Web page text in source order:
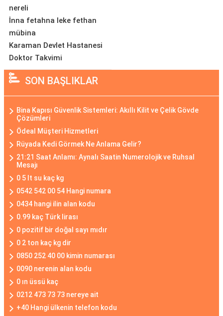
nereli
İnna fetahna leke fethan
mübina
Karaman Devlet Hastanesi
Doktor Takvimi
SON BAŞLIKLAR
Bina Kapısı Güvenlik Sistemleri: Akıllı Kilit ve Çelik Gövde
Çözümleri
Ödeal Müşteri Hizmetleri
Rüyada Kedi Görmek Ne Anlama Gelir?
21:21 Saat Anlamı: Aynalı Saatin Numerolojik ve Ruhsal
Mesajı
0 5 lt su kaç kg
0542 542 00 54 Hangi numara
0434 hangi ilin alan kodu
0.99 kaç Türk lirası
0 pozitif bir doğal sayı mıdır
0 2 ton kaç kg dir
0850 252 40 00 kimin numarası
0090 nerenin alan kodu
0 ın üssü kaç
0212 473 73 73 nereye ait
+40 Hangi ülkenin telefon kodu